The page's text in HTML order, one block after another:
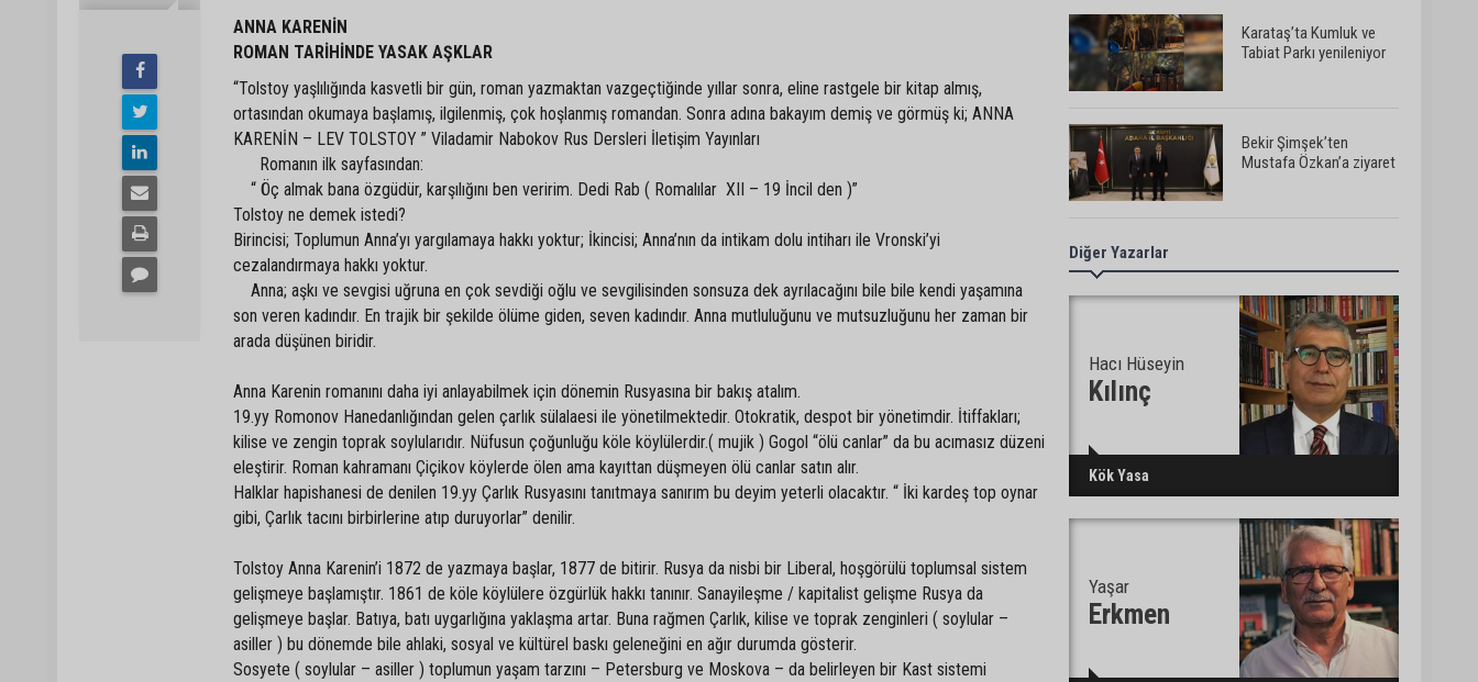
ANNA KARENİN
ROMAN TARİHİNDE YASAK AŞKLAR
“Tolstoy yaşlılığında kasvetli bir gün, roman yazmaktan vazgeçtiğinde yıllar sonra, eline rastgele bir kitap almış,
ortasından okumaya başlamış, ilgilenmiş, çok hoşlanmış romandan. Sonra adına bakayım demiş ve görmüş ki; ANNA
KARENİN – LEV TOLSTOY ” Viladamir Nabokov Rus Dersleri İletişim Yayınları
Romanın ilk sayfasından:
“ Öç almak bana özgüdür, karşılığını ben veririm. Dedi Rab ( Romalılar XII – 19 İncil den )”
Tolstoy ne demek istedi?
Birincisi; Toplumun Anna’yı yargılamaya hakkı yoktur; İkincisi; Anna’nın da intikam dolu intiharı ile Vronski’yi
cezalandırmaya hakkı yoktur.
Anna; aşkı ve sevgisi uğruna en çok sevdiği oğlu ve sevgilisinden sonsuza dek ayrılacağını bile bile kendi yaşamına
son veren kadındır. En trajik bir şekilde ölüme giden, seven kadındır. Anna mutluluğunu ve mutsuzluğunu her zaman bir
arada düşünen biridir.
Anna Karenin romanını daha iyi anlayabilmek için dönemin Rusyasına bir bakış atalım.
19.yy Romonov Hanedanlığından gelen çarlık sülalaesi ile yönetilmektedir. Otokratik, despot bir yönetimdir. İtiffakları;
kilise ve zengin toprak soylularıdır. Nüfusun çoğunluğu köle köylülerdir.( mujik ) Gogol “ölü canlar” da bu acımasız düzeni
eleştirir. Roman kahramanı Çiçikov köylerde ölen ama kayıttan düşmeyen ölü canlar satın alır.
Halklar hapishanesi de denilen 19.yy Çarlık Rusyasını tanıtmaya sanırım bu deyim yeterli olacaktır. “ İki kardeş top oynar
gibi, Çarlık tacını birbirlerine atıp duruyorlar” denilir.
Tolstoy Anna Karenin’i 1872 de yazmaya başlar, 1877 de bitirir. Rusya da nisbi bir Liberal, hoşgörülü toplumsal sistem
gelişmeye başlamıştır. 1861 de köle köylülere özgürlük hakkı tanınır. Sanayileşme / kapitalist gelişme Rusya da
gelişmeye başlar. Batıya, batı uygarlığına yaklaşma artar. Buna rağmen Çarlık, kilise ve toprak zenginleri ( soylular –
asiller ) bu dönemde bile ahlaki, sosyal ve kültürel baskı geleneğini en ağır durumda gösterir.
Sosyete ( soylular – asiller ) toplumun yaşam tarzını – Petersburg ve Moskova – da belirleyen bir Kast sistemi
Karataş’ta Kumluk ve
Tabiat Parkı yenileniyor
Bekir Şimşek’ten
Mustafa Özkan’a ziyaret
çalışmaları sürüyor
Ceyhan’da açık hava
sineması keyfi iki farklı
parkta devam ediyor
Turnuvası’nda final
Ceyhan’da Necdet
Sevinç Parkı’nda bakım
çalışması
Diğer Yazarlar
Hacı Hüseyin
Kılınç
Kök Yasa
Yaşar
Erkmen